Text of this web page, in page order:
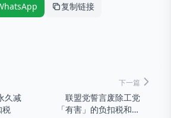
复制链接
久减
税
下一篇
联盟党誓言废除工党
「有害」的负扣税和资